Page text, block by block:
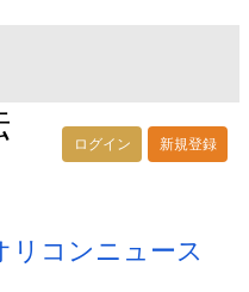
ログイン 新規登録
リコンニュース